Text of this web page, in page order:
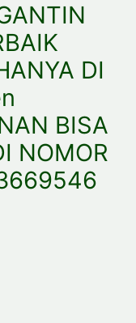
DI
BISA
NOMOR